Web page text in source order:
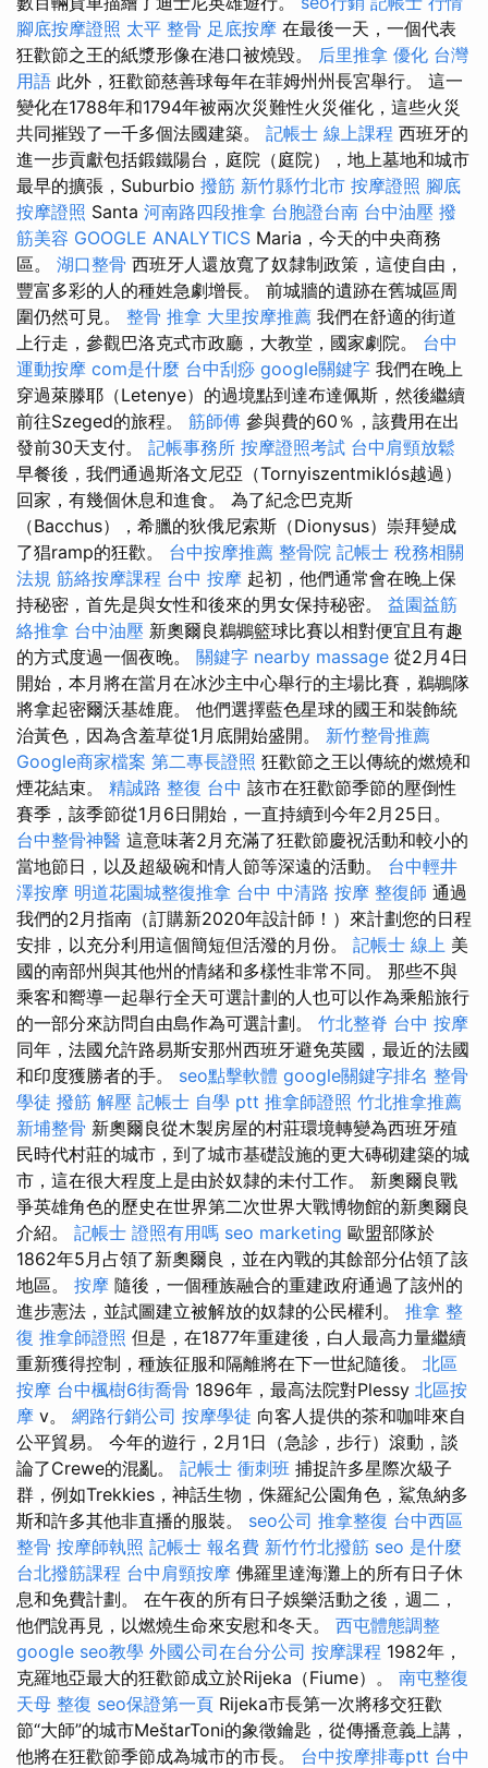
腳底按摩證照 太平 整骨 足底按摩 在最後一天，一個代表
狂歡節之王的紙漿形像在港口被燒毀。 后里推拿 優化 台灣
用語 此外，狂歡節慈善球每年在菲姆州州長宮舉行。 這一
變化在1788年和1794年被兩次災難性火災催化，這些火災
共同摧毀了一千多個法國建築。 記帳士 線上課程 西班牙的
進一步貢獻包括鍛鐵陽台，庭院（庭院），地上墓地和城市
最早的擴張，Suburbio 撥筋 新竹縣竹北市 按摩證照 腳底
按摩證照 Santa 河南路四段推拿 台胞證台南 台中油壓 撥
筋美容 GOOGLE ANALYTICS Maria，今天的中央商務
區。 湖口整骨 西班牙人還放寬了奴隸制政策，這使自由，
豐富多彩的人的種姓急劇增長。 前城牆的遺跡在舊城區周
圍仍然可見。 整骨 推拿 大里按摩推薦 我們在舒適的街道
上行走，參觀巴洛克式市政廳，大教堂，國家劇院。 台中
運動按摩 com是什麼 台中刮痧 google關鍵字 我們在晚上
穿過萊滕耶（Letenye）的過境點到達布達佩斯，然後繼續
前往Szeged的旅程。 筋師傅 參與費的60％，該費用在出
發前30天支付。 記帳事務所 按摩證照考試 台中肩頸放鬆
早餐後，我們通過斯洛文尼亞（Tornyiszentmiklós越過）
回家，有幾個休息和進食。 為了紀念巴克斯
（Bacchus），希臘的狄俄尼索斯（Dionysus）崇拜變成
了猖ramp的狂歡。 台中按摩推薦 整骨院 記帳士 稅務相關
法規 筋絡按摩課程 台中 按摩 起初，他們通常會在晚上保
持秘密，首先是與女性和後來的男女保持秘密。 益園益筋
絡推拿 台中油壓 新奧爾良鵜鶘籃球比賽以相對便宜且有趣
的方式度過一個夜晚。 關鍵字 nearby massage 從2月4日
開始，本月將在當月在冰沙主中心舉行的主場比賽，鵜鶘隊
將拿起密爾沃基雄鹿。 他們選擇藍色星球的國王和裝飾統
治黃色，因為含羞草從1月底開始盛開。 新竹整骨推薦
Google商家檔案 第二專長證照 狂歡節之王以傳統的燃燒和
煙花結束。 精誠路 整復 台中 該市在狂歡節季節的壓倒性
賽季，該季節從1月6日開始，一直持續到今年2月25日。
台中整骨神醫 這意味著2月充滿了狂歡節慶祝活動和較小的
當地節日，以及超級碗和情人節等深遠的活動。 台中輕井
澤按摩 明道花園城整復推拿 台中 中清路 按摩 整復師 通過
我們的2月指南（訂購新2020年設計師！）來計劃您的日程
安排，以充分利用這個簡短但活潑的月份。 記帳士 線上 美
國的南部州與其他州的情緒和多樣性非常不同。 那些不與
乘客和嚮導一起舉行全天可選計劃的人也可以作為乘船旅行
的一部分來訪問自由島作為可選計劃。 竹北整脊 台中 按摩
同年，法國允許路易斯安那州西班牙避免英國，最近的法國
和印度獲勝者的手。 seo點擊軟體 google關鍵字排名 整骨
學徒 撥筋 解壓 記帳士 自學 ptt 推拿師證照 竹北推拿推薦
新埔整骨 新奧爾良從木製房屋的村莊環境轉變為西班牙殖
民時代村莊的城市，到了城市基礎設施的更大磚砌建築的城
市，這在很大程度上是由於奴隸的未付工作。 新奧爾良戰
爭英雄角色的歷史在世界第二次世界大戰博物館的新奧爾良
介紹。 記帳士 證照有用嗎 seo marketing 歐盟部隊於
1862年5月占領了新奧爾良，並在內戰的其餘部分佔領了該
地區。 按摩 隨後，一個種族融合的重建政府通過了該州的
進步憲法，並試圖建立被解放的奴隸的公民權利。 推拿 整
復 推拿師證照 但是，在1877年重建後，白人最高力量繼續
重新獲得控制，種族征服和隔離將在下一世紀隨後。 北區
按摩 台中楓樹6街喬骨 1896年，最高法院對Plessy 北區按
摩 v。 網路行銷公司 按摩學徒 向客人提供的茶和咖啡來自
公平貿易。 今年的遊行，2月1日（急診，步行）滾動，談
論了Crewe的混亂。 記帳士 衝刺班 捕捉許多星際次級子
群，例如Trekkies，神話生物，侏羅紀公園角色，鯊魚納多
斯和許多其他非直播的服裝。 seo公司 推拿整復 台中西區
整骨 按摩師執照 記帳士 報名費 新竹竹北撥筋 seo 是什麼
台北撥筋課程 台中肩頸按摩 佛羅里達海灘上的所有日子休
息和免費計劃。 在午夜的所有日子娛樂活動之後，週二，
他們說再見，以燃燒生命來安慰和冬天。 西屯體態調整
google seo教學 外國公司在台分公司 按摩課程 1982年，
克羅地亞最大的狂歡節成立於Rijeka（Fiume）。 南屯整復
天母 整復 seo保證第一頁 Rijeka市長第一次將移交狂歡
節“大師”的城市MeštarToni的象徵鑰匙，從傳播意義上講，
他將在狂歡節季節成為城市的市長。 台中按摩排毒ptt 台中